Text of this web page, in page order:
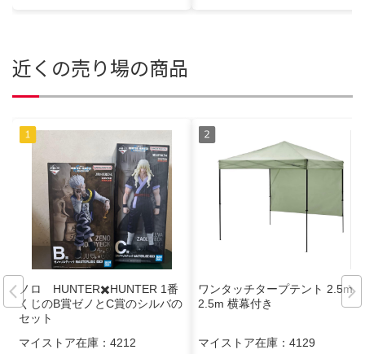
近くの売り場の商品
ノロ HUNTER✖️HUNTER 1番
くじのB賞ゼノとC賞のシルバの
セット
マイストア在庫： 4212
ワンタッチタープテント 2.5m×
2.5m 横幕付き
マイストア在庫： 4129